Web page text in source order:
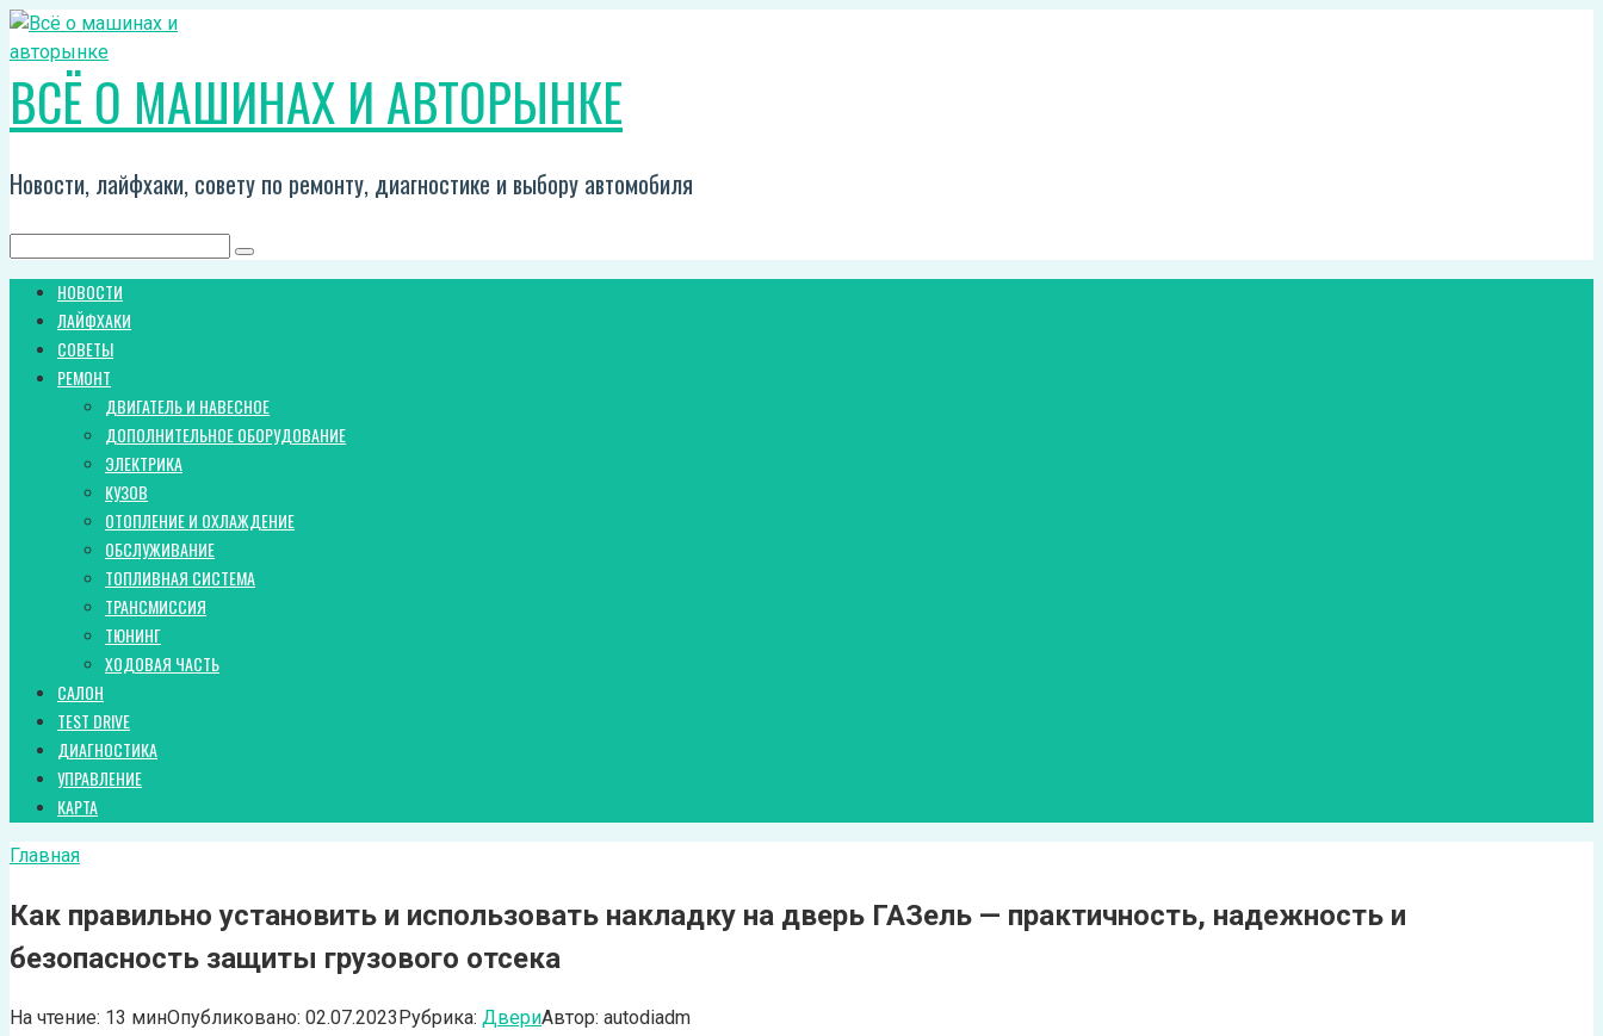
Перейти
к
контенту
ВСЁ О МАШИНАХ И АВТОРЫНКЕ
Новости, лайфхаки, совету по ремонту, диагностике и выбору автомобиля
НОВОСТИ
ЛАЙФХАКИ
СОВЕТЫ
РЕМОНТ
ДВИГАТЕЛЬ И НАВЕСНОЕ
ДОПОЛНИТЕЛЬНОЕ ОБОРУДОВАНИЕ
ЭЛЕКТРИКА
КУЗОВ
ОТОПЛЕНИЕ И ОХЛАЖДЕНИЕ
ОБСЛУЖИВАНИЕ
ТОПЛИВНАЯ СИСТЕМА
ТРАНСМИССИЯ
ТЮНИНГ
ХОДОВАЯ ЧАСТЬ
САЛОН
TEST DRIVE
ДИАГНОСТИКА
УПРАВЛЕНИЕ
КАРТА
Главная
Как правильно установить и использовать накладку на дверь ГАЗель — практичность, надежность и
безопасность защиты грузового отсека
На чтение: 13 минОпубликовано: 02.07.2023Рубрика: ДвериАвтор: autodiadm